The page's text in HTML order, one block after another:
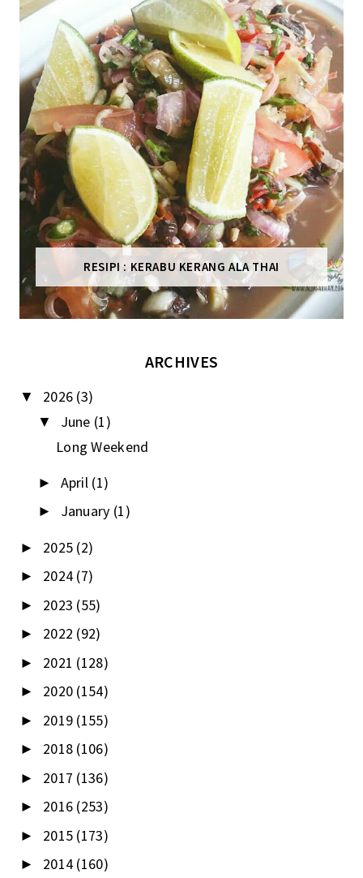
RESIPI : KERABU KERANG ALA THAI
ARCHIVES
▼ 2026 (3)
▼ June (1)
Long Weekend
► April (1)
► January (1)
► 2025 (2)
► 2024 (7)
► 2023 (55)
► 2022 (92)
► 2021 (128)
► 2020 (154)
► 2019 (155)
► 2018 (106)
► 2017 (136)
► 2016 (253)
► 2015 (173)
► 2014 (160)